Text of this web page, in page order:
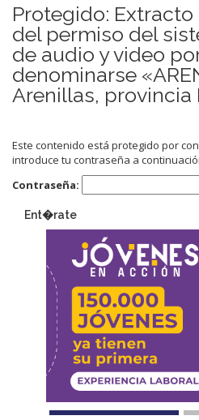
Protegido:
del permiso del
de audio y video
denominarse
Arenillas, provincia
Este contenido está protegido por
introduce tu contraseña a
Contraseña:
Ent�rate